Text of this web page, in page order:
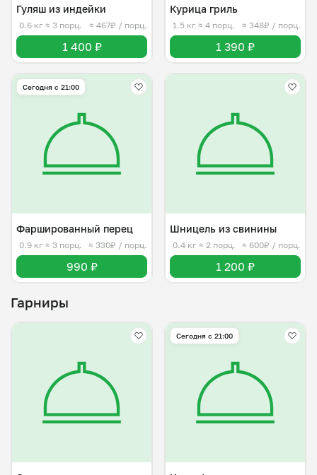
Гуляш из индейки
0.6 кг ≈ 3 порц. ≈ 467₽ / порц.
1 400 ₽
Курица гриль
1.5 кг ≈ 4 порц. ≈ 348₽ / порц.
1 390 ₽
Сегодня с 21:00
Фаршированный перец
0.9 кг ≈ 3 порц. ≈ 330₽ / порц.
990 ₽
Шницель из свинины
0.4 кг ≈ 2 порц. ≈ 600₽ / порц.
1 200 ₽
Гарниры
Сегодня с 21:00